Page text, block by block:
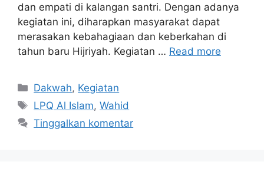
dan empati di kalangan santri. Dengan adanya
kegiatan ini, diharapkan masyarakat dapat
merasakan kebahagiaan dan keberkahan di
tahun baru Hijriyah. Kegiatan … Read more
Kategori
Dakwah, Kegiatan
Tag
LPQ Al Islam,Wahid
Tinggalkan komentar